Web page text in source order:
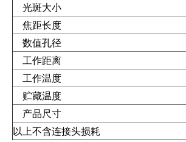
光斑大小
焦距长度
数值孔径
工作距离
工作温度
贮藏温度
产品尺寸
以上不含连接头损耗